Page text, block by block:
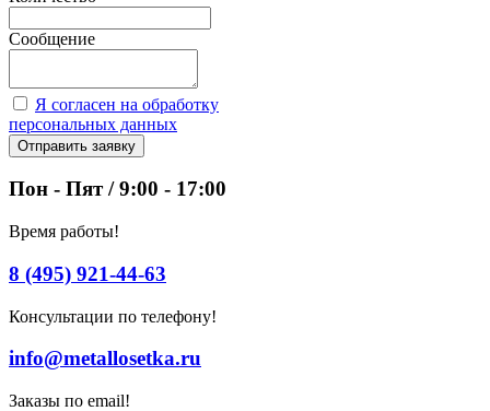
Сообщение
Я согласен на обработку
персональных данных
Отправить заявку
Пон - Пят / 9:00 - 17:00
Время работы!
8 (495) 921-44-63
Консультации по телефону!
info@metallosetka.ru
Заказы по email!